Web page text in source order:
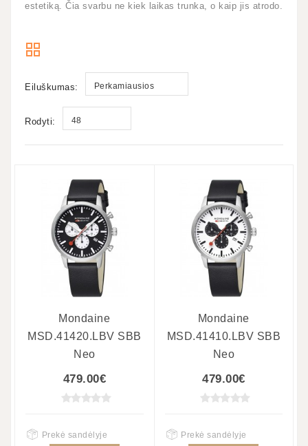
estetiką. Čia svarbu ne kiek laikas trunka, o kaip jis atrodo.
Eiluškumas: Perkamiausios
Rodyti: 48
Mondaine
MSD.41420.LBV SBB
Neo
479.00€
Prekė sandėlyje
Mondaine
MSD.41410.LBV SBB
Neo
479.00€
Prekė sandėlyje